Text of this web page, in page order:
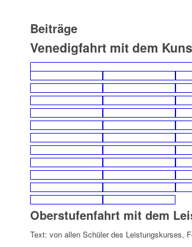
Beiträge
Venedigfahrt mit dem
Oberstufenfahrt mit dem
Text: von allen Schüler des Leistungskurses,